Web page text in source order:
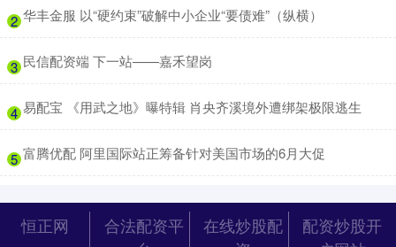
2 ​华丰金服 以“硬约束”破解中小企业“要债难”（纵横）
3 ​民信配资端 下一站——嘉禾望岗
4 ​易配宝 《用武之地》曝特辑 肖央齐溪境外遭绑架极限逃生
5 ​富腾优配 阿里国际站正筹备针对美国市场的6月大促
恒正网
合法配资平
在线炒股配
配资炒股开